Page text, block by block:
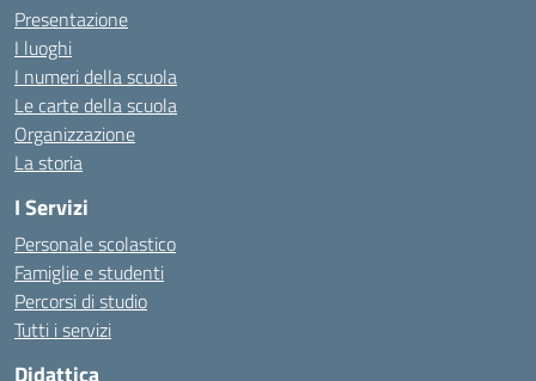
Presentazione
I luoghi
I numeri della scuola
Le carte della scuola
Organizzazione
La storia
I Servizi
Personale scolastico
Famiglie e studenti
Percorsi di studio
Tutti i servizi
Didattica